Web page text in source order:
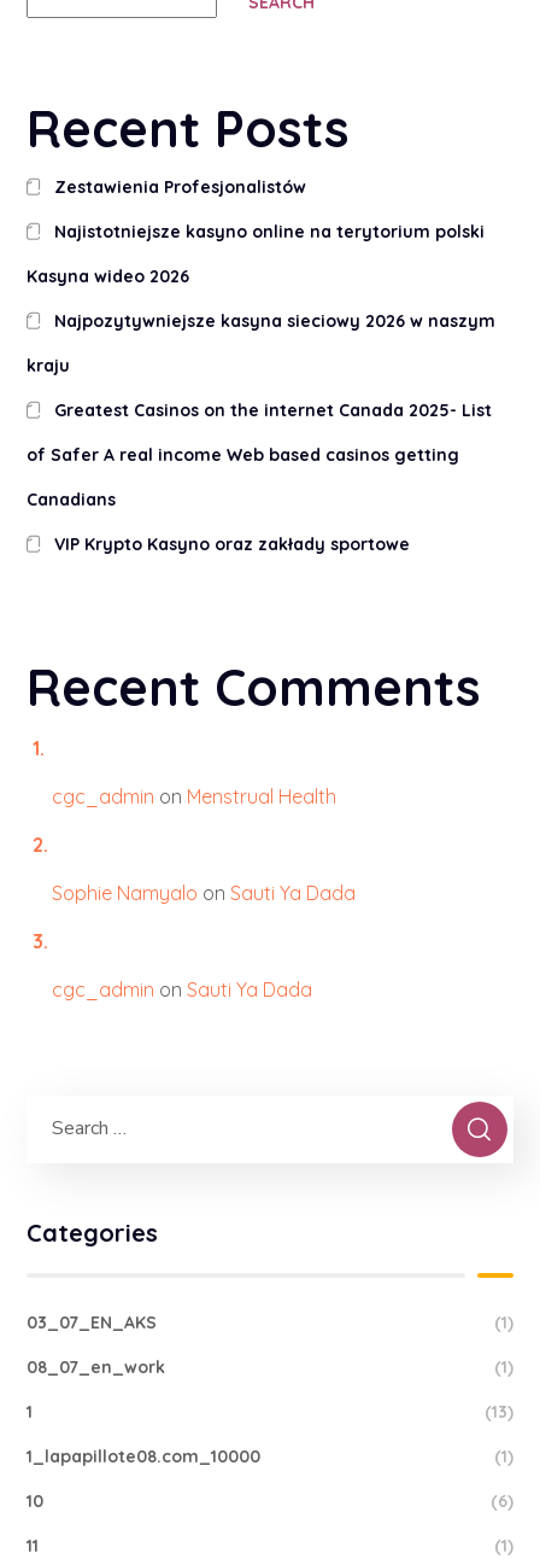
Recent Posts
Zestawienia Profesjonalistów
Najistotniejsze kasyno online na terytorium polski
Kasyna wideo 2026
Najpozytywniejsze kasyna sieciowy 2026 w naszym
kraju
Greatest Casinos on the internet Canada 2025- List
of Safer A real income Web based casinos getting
Canadians
VIP Krypto Kasyno oraz zakłady sportowe
Recent Comments
cgc_admin on Menstrual Health
Sophie Namyalo onSauti Ya Dada
cgc_admin onSauti Ya Dada
Categories
03_07_EN_AKS (1)
08_07_en_work (1)
1 (13)
1_lapapillote08.com_10000 (1)
10 (6)
11 (1)